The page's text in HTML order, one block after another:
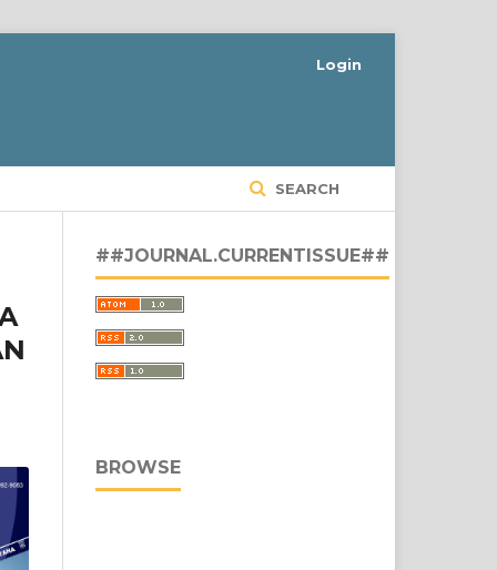
SEARCH
Login
##JOURNAL.CURRENTISSUE##
BROWSE